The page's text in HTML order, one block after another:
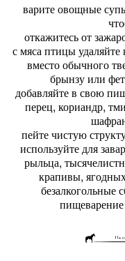
варите овощные
откажитесь от
с мяса птицы
вместо обычного
брынзу или
добавляйте в свою
перец, кориандр,
пейте чистую
используйте для
рыльца,
крапивы,
безалкогольные